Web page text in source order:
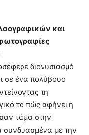
και
διονυσιασμό
σε ένα πολύβουο
τη
το πώς αφήνει η
τάμα στην
συνδυασμένα με την